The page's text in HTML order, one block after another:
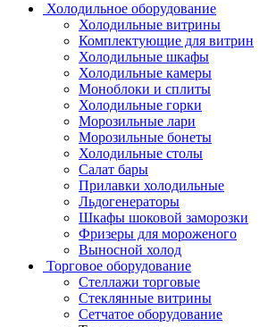
Холодильное оборудование
Холодильные витрины
Комплектующие для витрин
Холодильные шкафы
Холодильные камеры
Моноблоки и сплиты
Холодильные горки
Морозильные лари
Морозильные бонеты
Холодильные столы
Салат бары
Прилавки холодильные
Льдогенераторы
Шкафы шоковой заморозки
Фризеры для мороженого
Выносной холод
Торговое оборудование
Стеллажи торговые
Стеклянные витрины
Сетчатое оборудование